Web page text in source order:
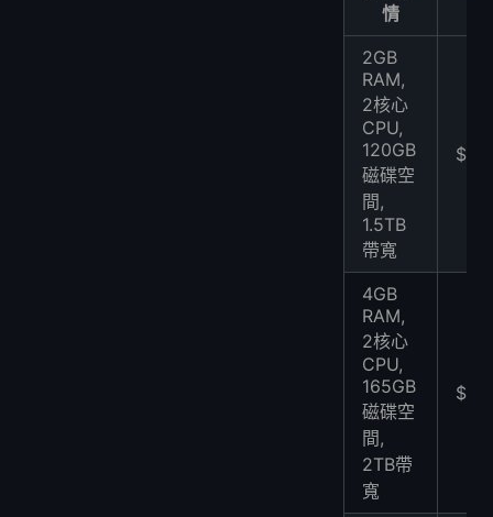
情
2GB
RAM,
2核心
CPU,
120GB
磁碟空
間,
1.5TB
帶寬
4GB
RAM,
2核心
CPU,
165GB
磁碟空
間,
2TB帶
寬